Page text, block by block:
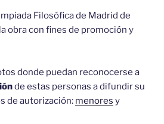
Filosófica de Madrid de
obra con fines de promoción y
donde puedan reconocerse a
de estas personas a difundir su
de autorización: menores y